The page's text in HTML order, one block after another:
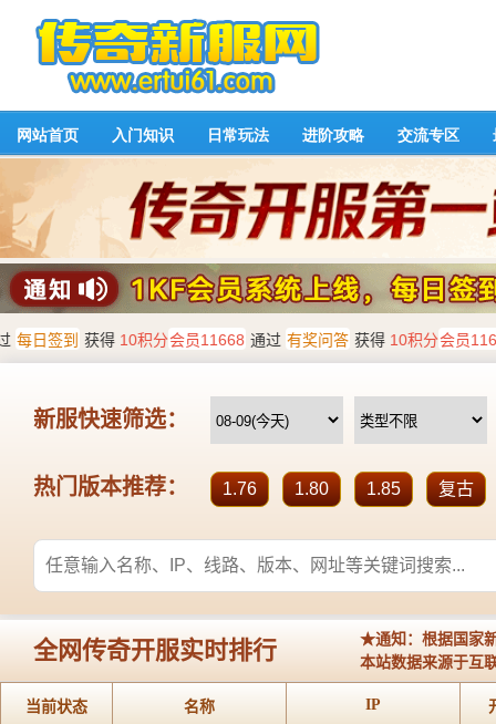
网站首页 入门知识 日常玩法 进阶攻略 交流专区